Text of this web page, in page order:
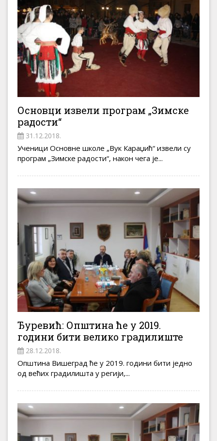
Основци извели програм „Зимске
радости“
31.12.2018.
Ученици Основне школе „Вук Караџић“ извели су
програм „Зимске радости“, након чега је...
Ђуревић: Општина ће у 2019.
години бити велико градилиште
28.12.2018.
Општина Вишеград ће у 2019. години бити једно
од већих градилишта у регији,...